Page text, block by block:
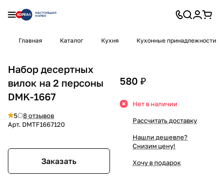
Главная Каталог Кухня Кухонные принадлежности
Набор десертных
вилок на 2 персоны
DMK-1667
5
8 отзывов
Арт. DMTF1667120
Заказать
580 ₽
Нет в наличии
Рассчитать доставку
Нашли дешевле?
Снизим цену!
Хочу в подарок